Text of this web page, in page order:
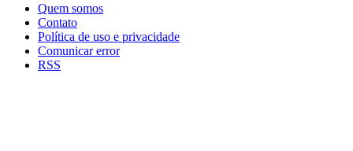
Quem somos
Contato
Política de uso e privacidade
Comunicar error
RSS